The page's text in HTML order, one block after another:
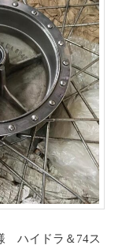
ハイドラ＆74ス